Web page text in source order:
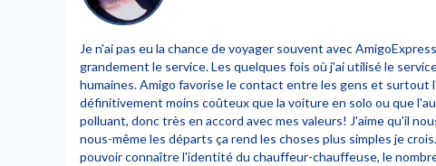
Je n'ai pas eu la chance de voyager souvent avec
grandement le service. Les quelques fois où j'ai utilisé le
humaines. Amigo favorise le contact entre les gens et surtout
définitivement moins coûteux que la voiture en solo ou que
polluant, donc très en accord avec mes valeurs! J'aime qu'il
nous-même les départs ça rend les choses plus simples je
pouvoir connaître l'identité du chauffeur-chauffeuse, le